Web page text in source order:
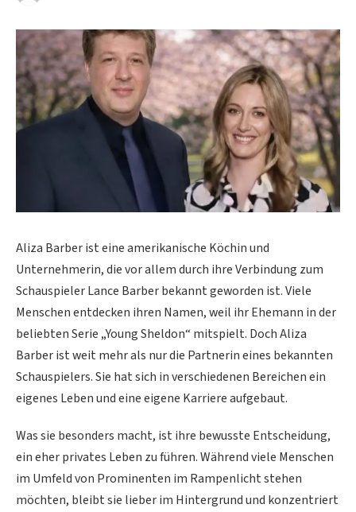
Aliza Barber ist eine amerikanische Köchin und
Unternehmerin, die vor allem durch ihre Verbindung zum
Schauspieler Lance Barber bekannt geworden ist. Viele
Menschen entdecken ihren Namen, weil ihr Ehemann in der
beliebten Serie „Young Sheldon“ mitspielt. Doch Aliza
Barber ist weit mehr als nur die Partnerin eines bekannten
Schauspielers. Sie hat sich in verschiedenen Bereichen ein
eigenes Leben und eine eigene Karriere aufgebaut.
Was sie besonders macht, ist ihre bewusste Entscheidung,
ein eher privates Leben zu führen. Während viele Menschen
im Umfeld von Prominenten im Rampenlicht stehen
möchten, bleibt sie lieber im Hintergrund und konzentriert